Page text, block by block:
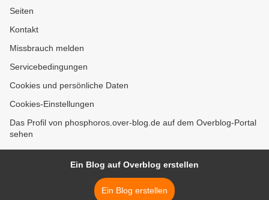
Seiten
Kontakt
Missbrauch melden
Servicebedingungen
Cookies und persönliche Daten
Cookies-Einstellungen
Das Profil von phosphoros.over-blog.de auf dem Overblog-Portal
sehen
Ein Blog auf Overblog erstellen
Ein Blog erstellen